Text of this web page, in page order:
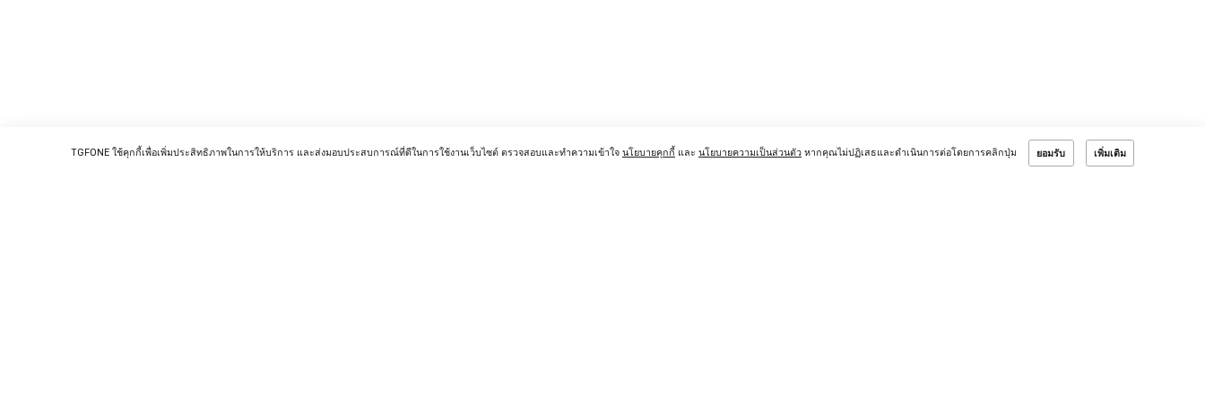
TGFONE ใช้คุกกี้เพื่อเพิ่มประสิทธิภาพในการให้บริการ และส่งมอบประสบการณ์ที่ดีในการใช้งานเว็บไซต์ ตรวจสอบและทำความเข้าใจ นโยบายคุกกี้ และ นโยบายความเป็นส่วนตัวหากคุณไม่ปฏิเสธและดำเนินการต่อโดยการคลิกปุ่ม ยอมรับ เพิ่มเติม